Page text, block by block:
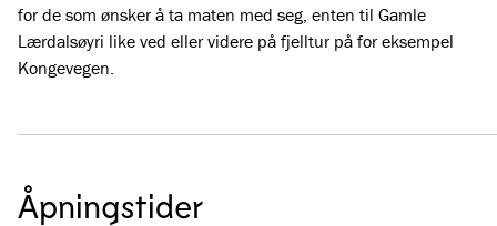
for de som ønsker å ta maten med seg, enten til Gamle
Lærdalsøyri like ved eller videre på fjelltur på for eksempel
Kongevegen.
Åpningstider